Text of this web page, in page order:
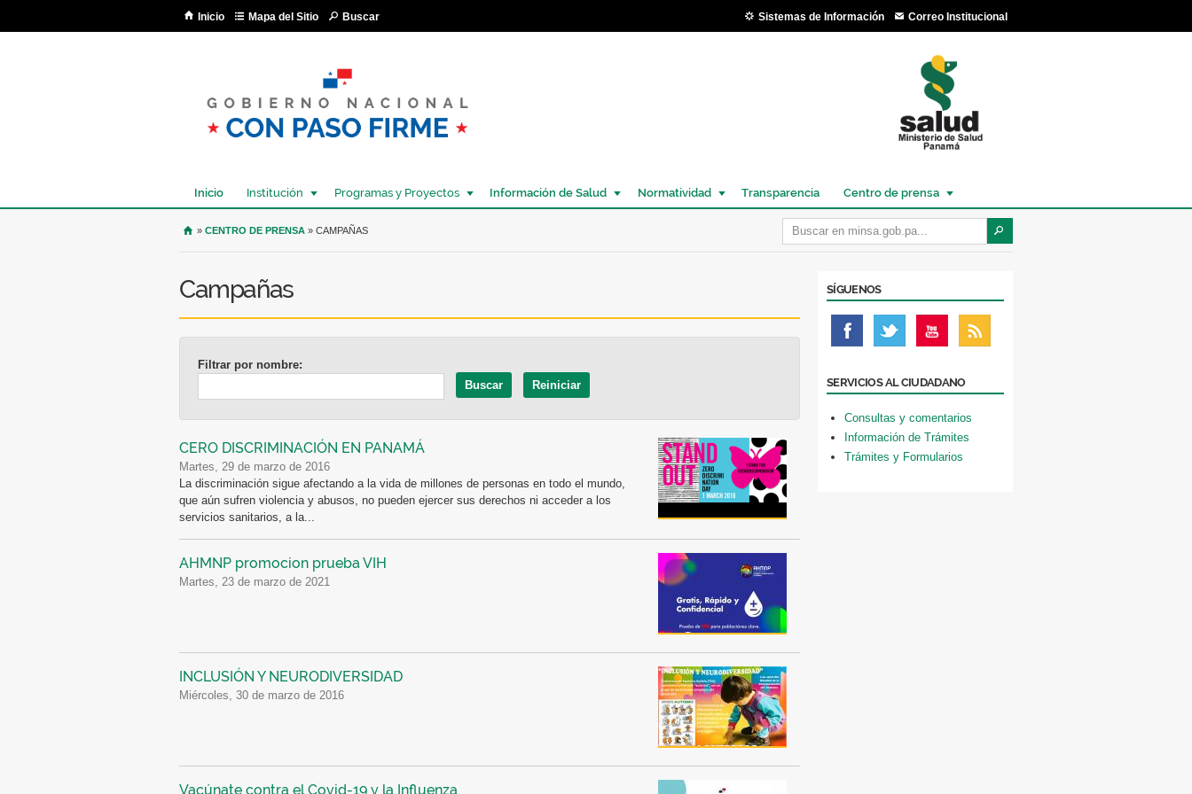
Inicio Mapa del Sitio Buscar Sistemas de Información Correo Institucional
Inicio Institución Programas y Proyectos Información de Salud Normatividad Transparencia Centro de prensa
USTED SE ENCUENTRA AQUÍ
» CENTRO DE PRENSA » CAMPAÑAS
Campañas
Filtrar por nombre:
CERO DISCRIMINACIÓN EN PANAMÁ
martes, 29 de marzo de 2016
La discriminación sigue afectando a la vida de millones de personas en todo el mundo,
que aún sufren violencia y abusos, no pueden ejercer sus derechos ni acceder a los
servicios sanitarios, a la...
AHMNP promocion prueba VIH
martes, 23 de marzo de 2021
INCLUSIÓN Y NEURODIVERSIDAD
miércoles, 30 de marzo de 2016
Vacúnate contra el Covid-19 y la Influenza
SÍGUENOS
SERVICIOS AL CIUDADANO
Consultas y comentarios
Información de Trámites
Trámites y Formularios